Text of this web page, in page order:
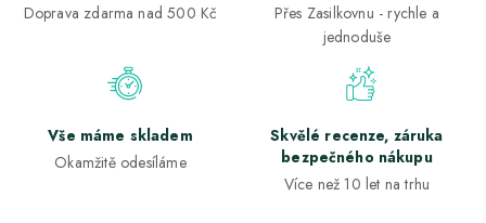
Doprava zdarma nad 500 Kč
Přes Zasilkovnu - rychle a
jednoduše
Vše máme skladem
Okamžitě odesíláme
Skvělé recenze, záruka
bezpečného nákupu
Více než 10 let na trhu